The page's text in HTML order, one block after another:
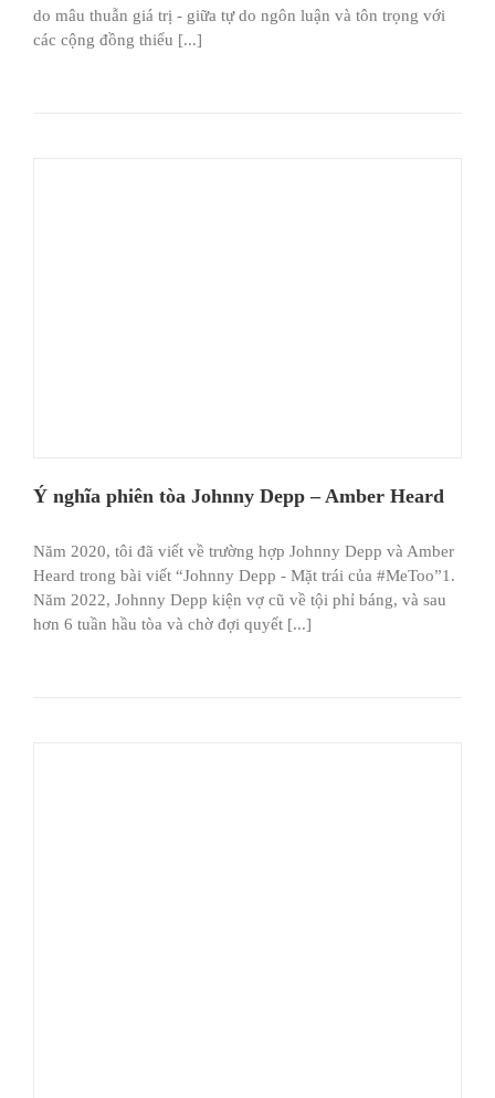
do mâu thuẫn giá trị - giữa tự do ngôn luận và tôn trọng với
các cộng đồng thiểu [...]
Ý nghĩa phiên tòa Johnny Depp – Amber Heard
Năm 2020, tôi đã viết về trường hợp Johnny Depp và Amber
Heard trong bài viết “Johnny Depp - Mặt trái của #MeToo”1.
Năm 2022, Johnny Depp kiện vợ cũ về tội phỉ báng, và sau
hơn 6 tuần hầu tòa và chờ đợi quyết [...]